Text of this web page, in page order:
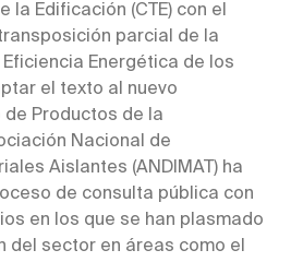
la Edificación (CTE) con el
parcial de la
Energética de los
el texto al nuevo
de Productos de la
Nacional de
Aislantes (ANDIMAT) ha
de consulta pública con
en los que se han plasmado
del sector en áreas como el